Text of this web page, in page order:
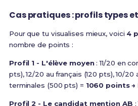
Cas pratiques : profils types
Pour que tu visualises mieux, voici 4
nombre de points :
Profil 1 - L'élève moyen: 11/20 en
pts), 12/20 au français (120 pts), 10/20
terminales (500 pts) = 1060 points →
Profil 2 - Le candidat mention AB